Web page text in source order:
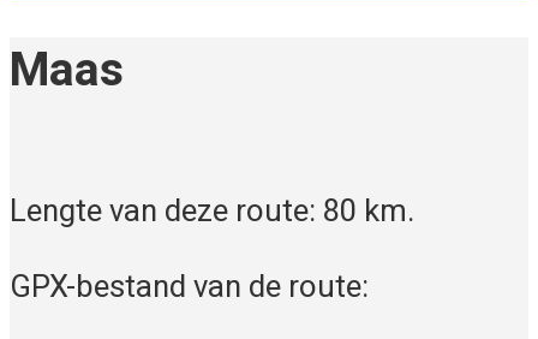
Maas
Lengte van deze route: 80 km.
GPX-bestand van de route: